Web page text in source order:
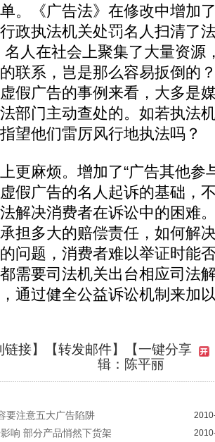
。《广告法》在修改中增加
政执法机关处罚名人扫清了
名人在社会上聚集了大量资源
联系，岂是那么容易扳倒的
假广告的事例来看，大多是
部门主动查处的。如若执法
望他们雷厉风行地执法吗？
麻烦。增加了“广告其他参
假广告的名人起诉的基础，
解决消费者在诉讼中的困难
担多大的赔偿责任，如何解
问题，消费者难以举证时能
需要司法机关出台相应司法
通过健全公益诉讼机制来加
链接】【转发邮件】
【一键分享
辑：陈平丽
要注意五大广告陷阱
响 部分产品悄然下货架